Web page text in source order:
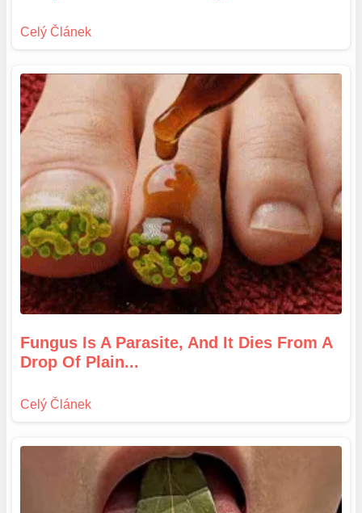
Fungus Is A Parasite, And It Dies From A
Drop Of Plain...